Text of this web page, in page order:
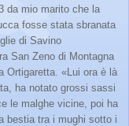
da mio marito che la
fosse stata sbranata
di Savino
San Zeno di Montagna
Ortigaretta. «Lui ora è là
ha notato grossi sassi
le malghe vicine, poi ha
bestia tra i mughi sotto i